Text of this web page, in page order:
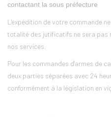
contactant la sous préfecture
L'expédition de votre commande
totalité des jutificatifs ne sera pas
nos services.
Pour les commandes d'armes de
deux parties séparées avec 24
conformément à la législation en